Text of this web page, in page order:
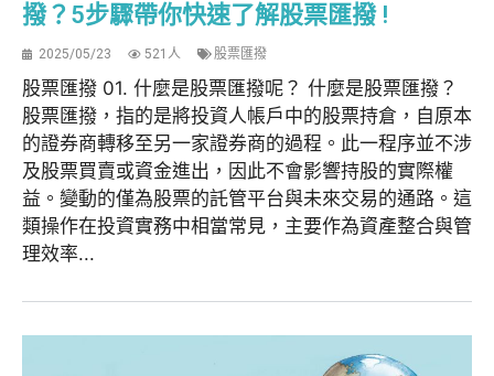
撥？5步驟帶你快速了解股票匯撥 !
2025/05/23 521人 股票匯撥
股票匯撥 01. 什麼是股票匯撥呢？ 什麼是股票匯撥？
股票匯撥，指的是將投資人帳戶中的股票持倉，自原本
的證券商轉移至另一家證券商的過程。此一程序並不涉
及股票買賣或資金進出，因此不會影響持股的實際權
益。變動的僅為股票的託管平台與未來交易的通路。這
類操作在投資實務中相當常見，主要作為資產整合與管
理效率...